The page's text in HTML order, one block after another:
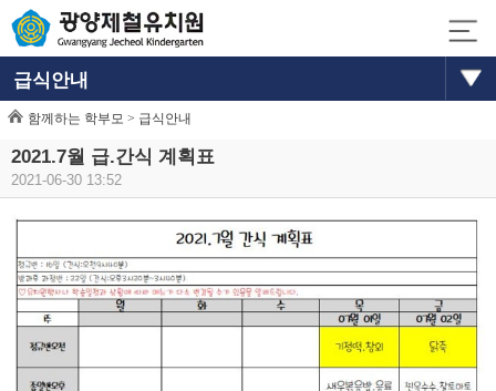
급식안내
함께하는 학부모 > 급식안내
2021.7월 급.간식 계획표
2021-06-30 13:52